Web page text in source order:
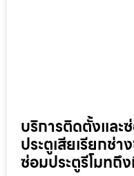
บริการติดตั้งและ
ประตูเสียเรียกช่
ซ่อมประตูรีโมทถึ